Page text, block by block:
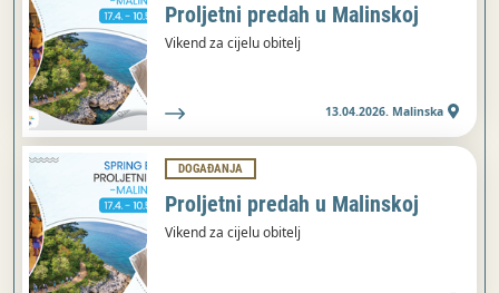
Proljetni predah u Malinskoj
Vikend za cijelu obitelj
13.04.2026. Malinska
DOGAĐANJA
Proljetni predah u Malinskoj
Vikend za cijelu obitelj